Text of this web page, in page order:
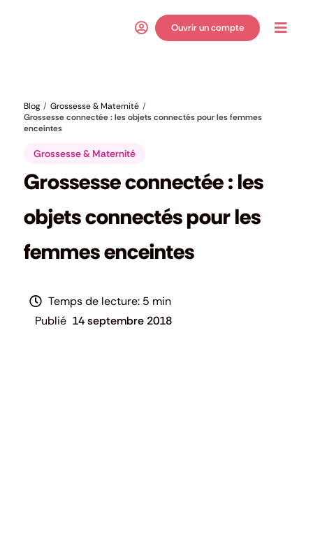
Ouvrir un compte
Blog
Grossesse & Maternité
Grossesse connectée : les objets connectés pour les femmes
enceintes
Grossesse & Maternité
Grossesse connectée : les
objets connectés pour les
femmes enceintes
5 min
14 septembre 2018